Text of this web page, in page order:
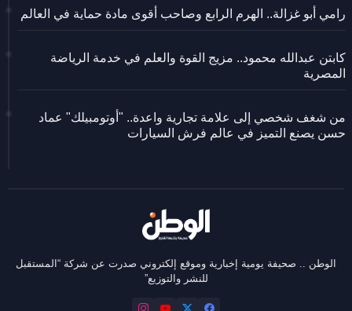
رامي أبو غزالة.. الهرم الرابع وصاحب أقوى مادة حماية في العالم
كابتن عبدالله محمود.. مزيج القوة والعلم في خدمة الرياضة
المصرية
من شغف شخصي إلى علامة تجارية واعدة.. "أوتومبيلك" عماد
حسن يصنع التميز في عالم فرش السيارات
الوطن .. صحيفة يومية إخبارية وموقع إلكتروني صدرت عن شركة “المستقبل
للنشر والتوزيع”